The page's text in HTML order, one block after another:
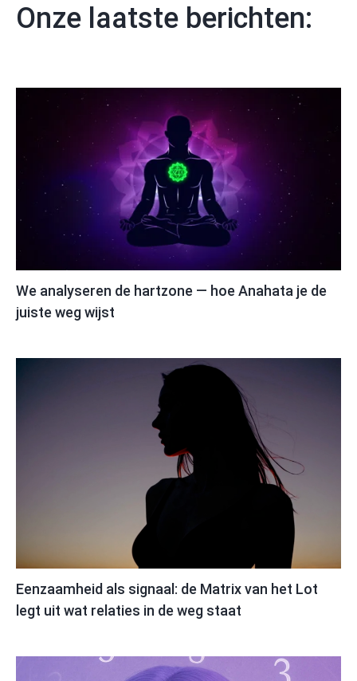
Onze laatste berichten:
We analyseren de hartzone — hoe Anahata je de
juiste weg wijst
Eenzaamheid als signaal: de Matrix van het Lot
legt uit wat relaties in de weg staat